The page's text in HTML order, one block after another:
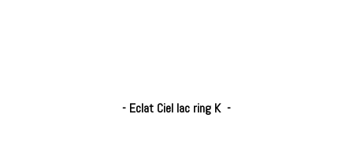
- Eclat Ciel lac ring K -